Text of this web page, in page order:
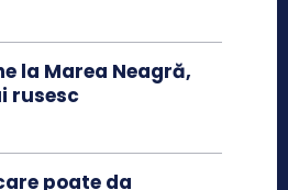
la Marea Neagră,
rusesc
poate da